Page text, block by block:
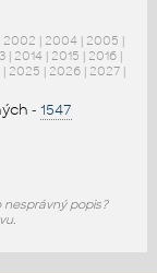
2002 | 2004 | 2005 |
| 2014 | 2015 | 2016 |
| 2025 | 2026 | 2027 |
- 1547
popis?